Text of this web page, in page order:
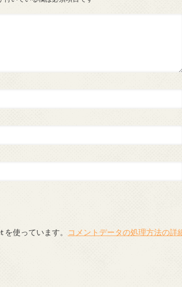
使っています。 コメントデータの処理方法の詳